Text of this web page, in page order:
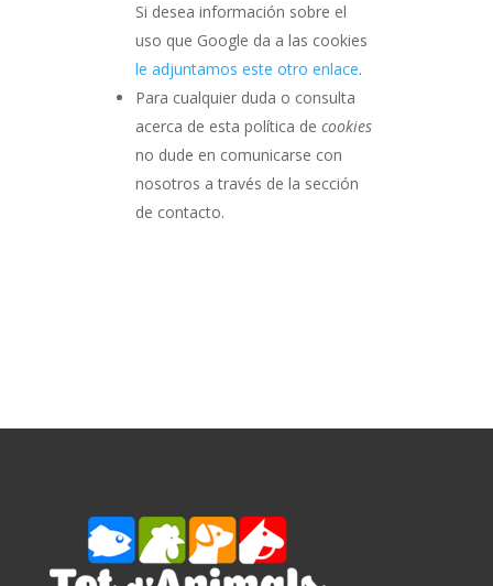
Si desea información sobre el
uso que Google da a las cookies
le adjuntamos este otro enlace.
Para cualquier duda o consulta
acerca de esta política decookies
no dude en comunicarse con
nosotros a través de la sección
de contacto.